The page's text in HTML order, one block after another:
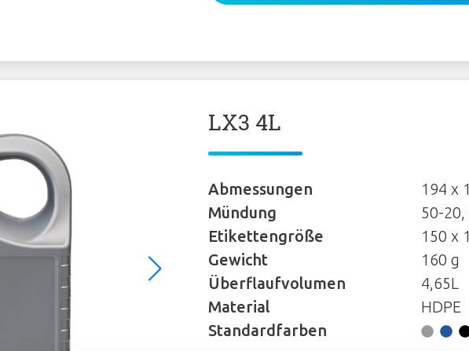
LX3 4L
Abmessungen
194 x
Mündung
50-
Etikettengröße
150 x
Gewicht
160 g
Überflaufvolumen
4,65L
Material
HDPE
Standardfarben